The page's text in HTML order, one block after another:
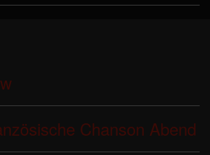
Chanson Abend